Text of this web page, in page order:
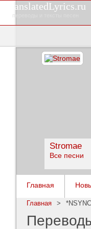
TranslatedLyrics.ru
переводы и тексты песен
Stromae
Все песни
Главная
Главная >